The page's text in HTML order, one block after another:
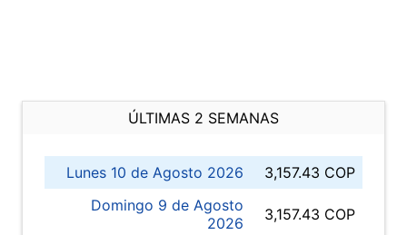
ÚLTIMAS 2 SEMANAS
Lunes 10 de Agosto 2026
3,157.43 COP
Domingo 9 de Agosto
2026
3,157.43 COP